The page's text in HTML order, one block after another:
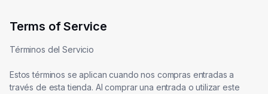
Terms of Service
Términos del Servicio
Estos términos se aplican cuando nos compras entradas a
través de esta tienda. Al comprar una entrada o utilizar este